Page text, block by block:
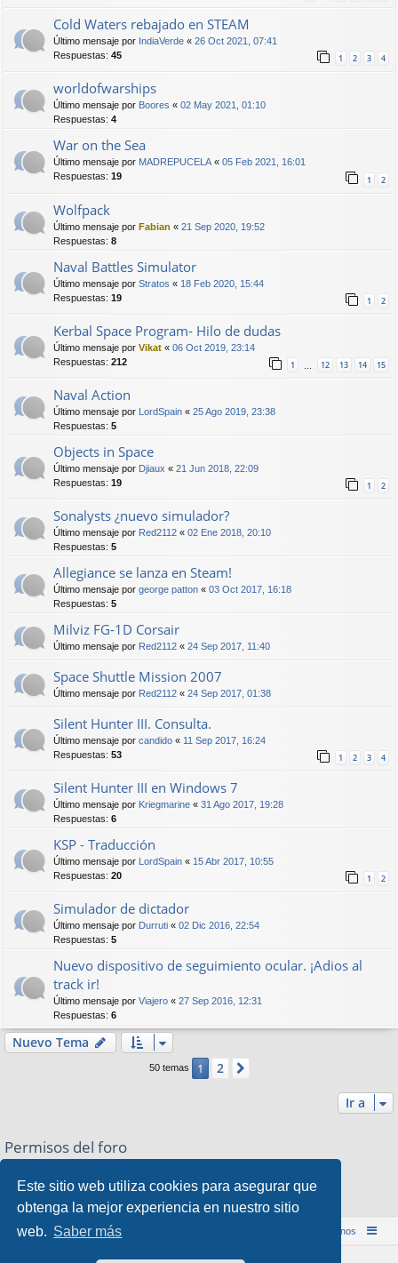
Este sitio web utiliza cookies para asegurar que
obtenga la mejor experiencia en nuestro sitio
web. Saber más
Cold Waters rebajado en STEAM
Último mensaje por IndiaVerde « 26 Oct 2021, 07:41
Respuestas: 45 1 2 3 4
worldofwarships
Último mensaje por Boores « 02 May 2021, 01:10
Respuestas: 4
War on the Sea
Último mensaje por MADREPUCELA« 05 Feb 2021, 16:01
Respuestas: 19 1 2
Wolfpack
Último mensaje por Fabian « 21 Sep 2020, 19:52
Respuestas: 8
Naval Battles Simulator
Último mensaje por Stratos « 18 Feb 2020, 15:44
Respuestas: 19 1 2
Kerbal Space Program- Hilo de dudas
Último mensaje por Vikat « 06 Oct 2019, 23:14
Respuestas: 212 1 12 13 14 15
Naval Action
Último mensaje por LordSpain « 25 Ago 2019, 23:38
Respuestas: 5
Objects in Space
Último mensaje por Djiaux « 21 Jun 2018, 22:09
Respuestas: 19 1 2
Sonalysts ¿nuevo simulador?
Último mensaje por Red2112 « 02 Ene 2018, 20:10
Respuestas: 5
Allegiance se lanza en Steam!
Último mensaje por george patton « 03 Oct 2017, 16:18
Respuestas: 5
Milviz FG-1D Corsair
Último mensaje por Red2112 « 24 Sep 2017, 11:40
Space Shuttle Mission 2007
Último mensaje por Red2112 « 24 Sep 2017, 01:38
Silent Hunter III. Consulta.
Último mensaje por candido « 11 Sep 2017, 16:24
Respuestas: 53 1 2 3 4
Silent Hunter III en Windows 7
Último mensaje por Kriegmarine « 31 Ago 2017, 19:28
Respuestas: 6
KSP - Traducción
Último mensaje por LordSpain « 15 Abr 2017, 10:55
Respuestas: 20 1 2
Simulador de dictador
Último mensaje por Durruti « 02 Dic 2016, 22:54
Respuestas: 5
Nuevo dispositivo de seguimiento ocular. ¡Adios al
track ir!
Último mensaje por Viajero « 27 Sep 2016, 12:31
Respuestas: 6
Nuevo Tema
50 temas 1 2
Ir a
Permisos del foro
No puede responder a temas en este Foro
No puedeeditar sus mensajes en este Foro
No puedeborrar sus mensajes en este Foro
Inicio (Web) Foro Punta de Lanza Wargames Contáctenos
Desarrollado porphpBB® Forum Software © phpBB Limited